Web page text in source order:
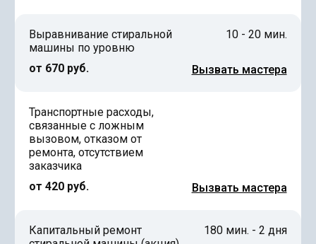
Выравнивание стиральной
машины по уровню
от 670 руб.
10 - 20 мин.
Вызвать мастера
Транспортные расходы,
связанные с ложным
вызовом, отказом от
ремонта, отсутствием
заказчика
от 420 руб.
Вызвать мастера
Капитальный ремонт
180 мин. - 2 дня